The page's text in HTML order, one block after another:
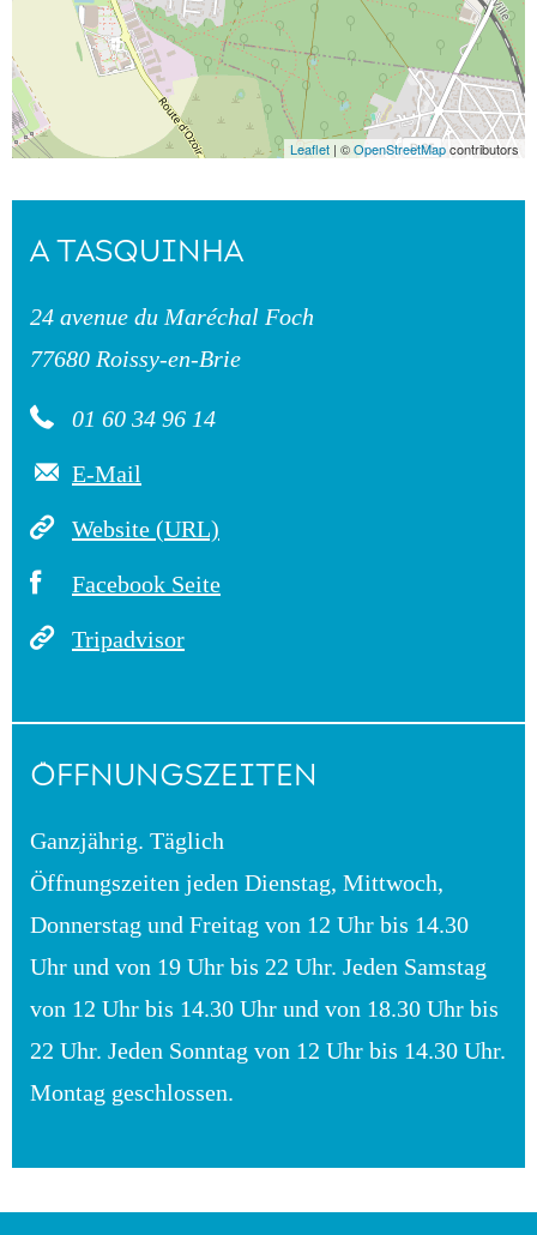
Leaflet | ©OpenStreetMapcontributors
A TASQUINHA
24 avenue du Maréchal Foch
77680 Roissy-en-Brie
01 60 34 96 14
E-Mail
Website (URL)
Facebook Seite
Tripadvisor
ÖFFNUNGSZEITEN
Ganzjährig. Täglich
Öffnungszeiten jeden Dienstag, Mittwoch,
Donnerstag und Freitag von 12 Uhr bis 14.30
Uhr und von 19 Uhr bis 22 Uhr. Jeden Samstag
von 12 Uhr bis 14.30 Uhr und von 18.30 Uhr bis
22 Uhr. Jeden Sonntag von 12 Uhr bis 14.30 Uhr.
Montag geschlossen.